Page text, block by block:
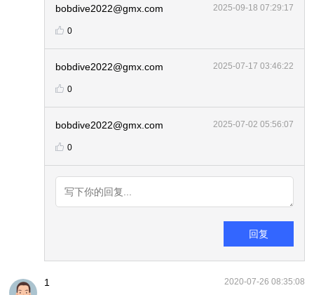
2025-09-18 07:29:17
bobdive2022@gmx.com
0
2025-07-17 03:46:22
bobdive2022@gmx.com
0
2025-07-02 05:56:07
bobdive2022@gmx.com
0
回复
2020-07-26 08:35:08
1